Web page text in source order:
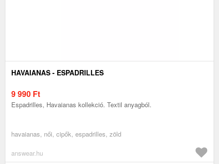
HAVAIANAS - ESPADRILLES
9 990 Ft
Espadrilles, Havaianas kollekció. Textil anyagból.
havaianas, női, cipők, espadrilles, zöld
answear.hu